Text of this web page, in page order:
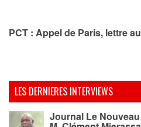
PCT : Appel de Paris, lettre
LES DERNIERES INTERVIEWS
Journal Le